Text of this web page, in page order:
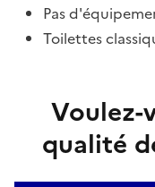
Pas
Toilettes
Voulez-
qualité